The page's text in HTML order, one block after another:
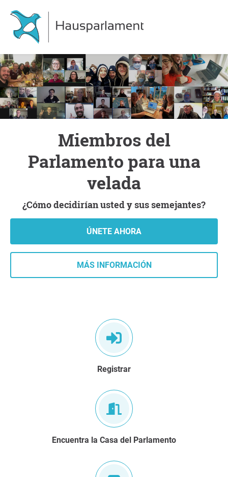
Miembros del
Parlamento para una
velada
¿Cómo decidirían usted y sus semejantes?
ÚNETE AHORA
MÁS INFORMACIÓN
registrar
Encuentra la Casa del Parlamento